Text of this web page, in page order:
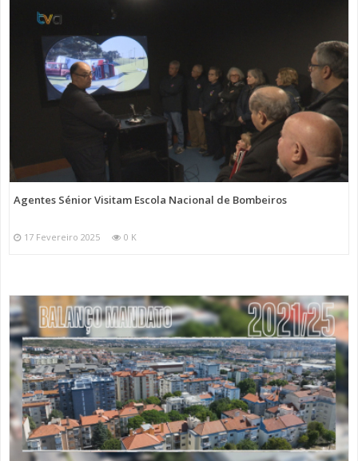
Agentes Sénior Visitam Escola Nacional de Bombeiros
17 Fevereiro 2025 0 K